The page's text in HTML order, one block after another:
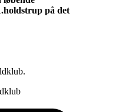
på det